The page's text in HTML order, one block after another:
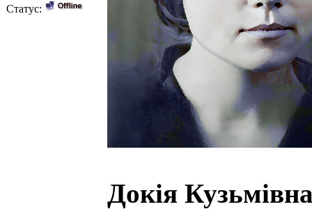
Статус:
Докія